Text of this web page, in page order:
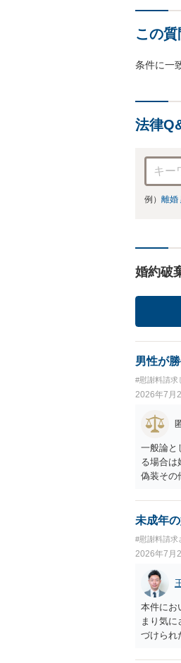
この
条件に一
法律
例） 離婚
婚約破
男性が
#慰謝料請求
2026年7月
一般論と
る場合は
偽装その
ったとい
ます。
未成年
#慰謝料請求
2026年7月
本件にお
まり気
づけられ